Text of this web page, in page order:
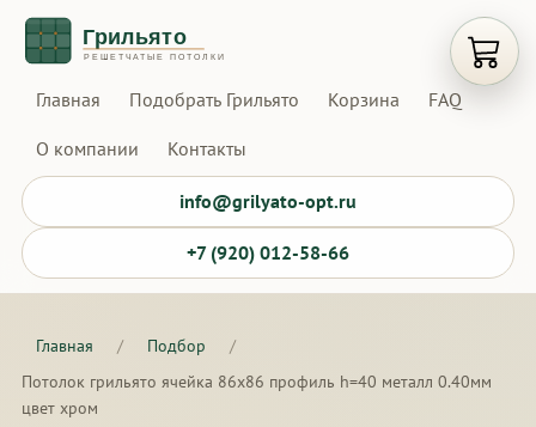
Главная Подобрать Грильято Корзина FAQ
О компании Контакты
info@grilyato-opt.ru
+7 (920) 012-58-66
Главная / Подбор
/
Потолок грильято ячейка 86х86 профиль h=40 металл 0.40мм
цвет хром